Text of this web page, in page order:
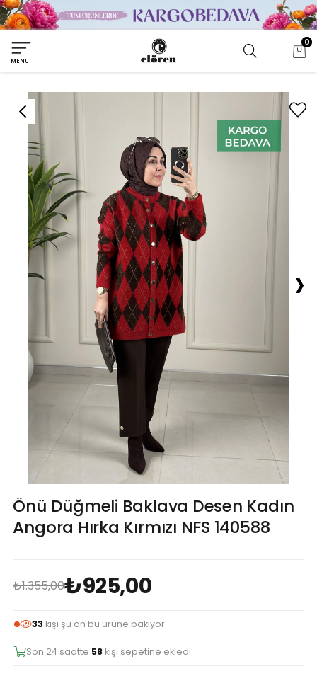
MENU
0
›
Önü Düğmeli Baklava Desen Kadın
Angora Hırka Kırmızı NFS 140588
₺1.355,00₺925,00
33 kişi şu an bu ürüne bakıyor
Son 24 saatte 58 kişi sepetine ekledi